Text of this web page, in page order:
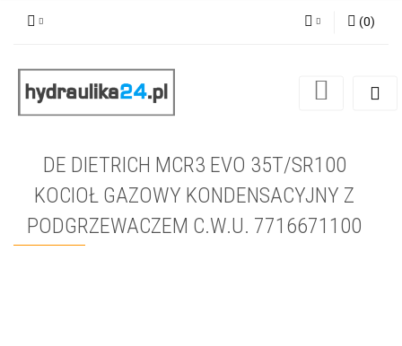
Zarejestruj się
(0)
DE DIETRICH MCR3 EVO 35T/SR100
KOCIOŁ GAZOWY KONDENSACYJNY Z
PODGRZEWACZEM C.W.U. 7716671100